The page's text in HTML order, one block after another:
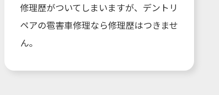
修理歴がついてしまいますが、デントリ
ペアの雹害車修理なら修理歴はつきませ
ん。